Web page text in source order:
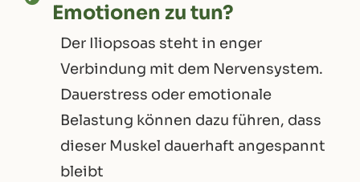
Emotionen zu tun?
Der Iliopsoas steht in enger
Verbindung mit dem Nervensystem.
Dauerstress oder emotionale
Belastung können dazu führen, dass
dieser Muskel dauerhaft angespannt
bleibt